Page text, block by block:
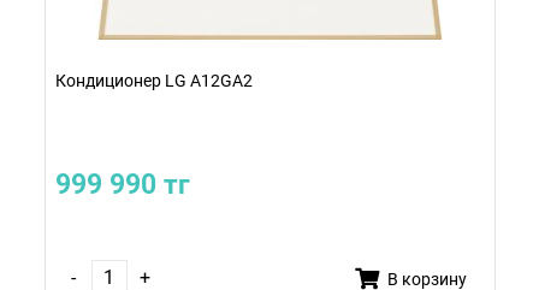
Кондиционер LG A12GA2
999 990 тг
- + В корзину